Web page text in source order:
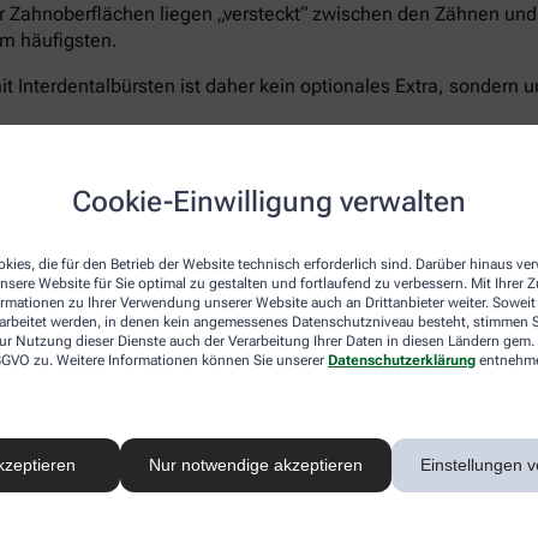
Cookie-Einwilligung verwalten
die für den Betrieb der Website technisch erforderlich sind. Darüber hinaus
Website für Sie optimal zu gestalten und fortlaufend zu verbessern. Mit Ihrer
zu Ihrer Verwendung unserer Website auch an Drittanbieter weiter. Soweit
werden, in denen kein angemessenes Datenschutzniveau besteht, stimmen
Nutzung dieser Dienste auch der Verarbeitung Ihrer Daten in diesen Ländern
zu. Weitere Informationen können Sie unserer Datenschutzerklärung
Nur notwendige akzeptieren Einstellungen
liegen „versteckt“ zwischen den Zähnen
häufigsten.
Interdentalbürsten ist daher kein optionales Extra, sondern
5.460 Filamenten für eine schonend-gründliche
Zahnpasta Enzycal 1450, die die natürliche
Außerdem dasCPS prime Starter Set– ein
Größen für eine vollständige und umfassende
Sanft zu Zähnen und Zahnfleisch – unerbittlich
der
schonen aber Zahnfleisch und- schmelz. Der
ermöglicht ein präzises, wirkungsvolles